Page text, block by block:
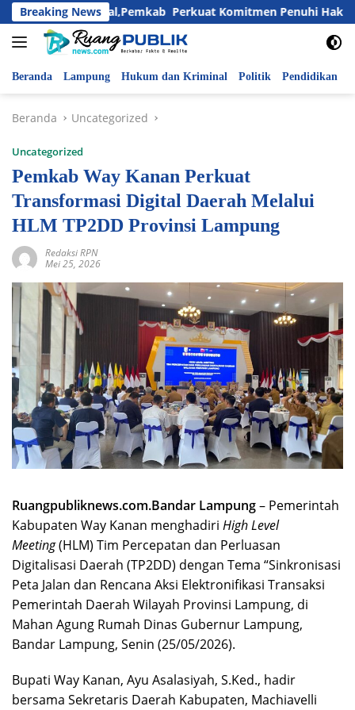
Langsung
ke
konten
Breaking NewsPerkuat Komitmen Penuhi Hak dan Lindungi
Beranda Lampung Hukum dan Kriminal Politik Pendidikan
Beranda Uncategorized
Uncategorized
Pemkab Way Kanan Perkuat
Transformasi Digital Daerah Melalui
HLM TP2DD Provinsi Lampung
Redaksi RPN
Mei 25, 2026
Ruangpubliknews.com.Bandar Lampung– Pemerintah
Kabupaten Way Kanan menghadiri High Level
Meeting(HLM) Tim Percepatan dan Perluasan
Digitalisasi Daerah (TP2DD) dengan Tema “Sinkronisasi
Peta Jalan dan Rencana Aksi Elektronifikasi Transaksi
Pemerintah Daerah Wilayah Provinsi Lampung, di
Mahan Agung Rumah Dinas Gubernur Lampung,
Bandar Lampung, Senin (25/05/2026).
Bupati Way Kanan, Ayu Asalasiyah, S.Ked., hadir
bersama Sekretaris Daerah Kabupaten, Machiavelli